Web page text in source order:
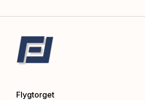
Flygtorget